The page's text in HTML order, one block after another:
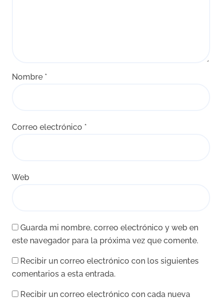
Nombre *
Correo electrónico *
Web
Guarda mi nombre, correo electrónico y web en
este navegador para la próxima vez que comente.
Recibir un correo electrónico con los siguientes
comentarios a esta entrada.
Recibir un correo electrónico con cada nueva